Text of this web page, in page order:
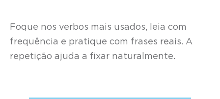
Foque nos verbos mais usados, leia com
frequência e pratique com frases reais. A
repetição ajuda a fixar naturalmente.